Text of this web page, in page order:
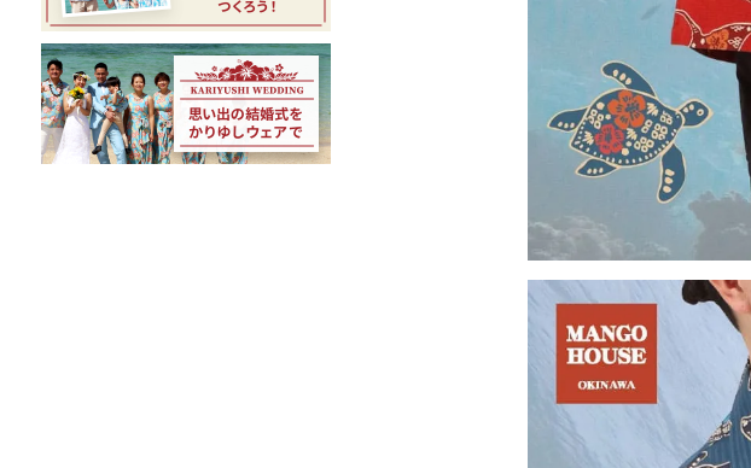
在庫切れ
5L
在庫切れ